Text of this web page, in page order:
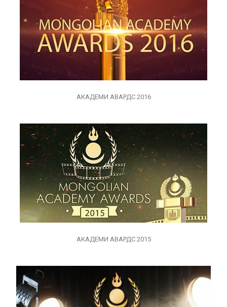
АКАДЕМИ АВАРДС 2016
АКАДЕМИ АВАРДС 2015